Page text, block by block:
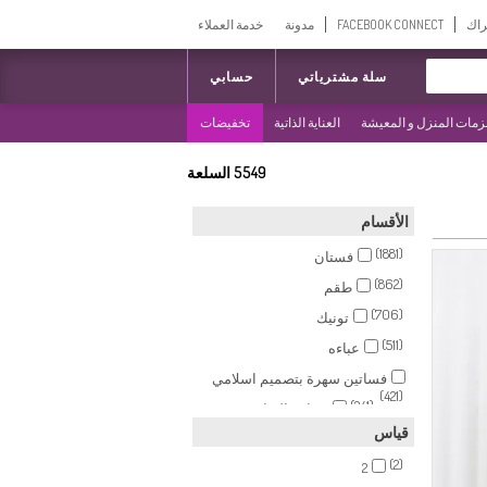
FACEBOOK CONNECT مدونة خدمة العملاء
حسابي سلة مشترياتي
المنزل و المعيشة العناية الذاتية تخفيضات
5549السلعة
الأقسام
فستان
(1881)
طقم
(862)
تونيك
(706)
عباءه
(511)
فساتين سهرة بتصميم اسلامي
(421)
بيجامة الرياضة
(241)
(201)
(164)
قياس
2
(2)